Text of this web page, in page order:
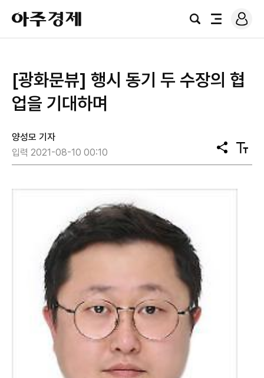
아
주
경
검
전
로
그
[광화문뷰] 행시 동기 두 수장의 협
업을 기대하며
양성모 기자
입력 2021-08-10 00:10
공
유
텍
스